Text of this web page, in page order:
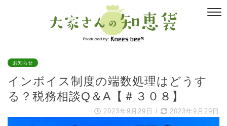
お知らせ
インボイス制度の端数処理はどうす
る？税務相談Q＆A【＃３０８】
2023年9月29日 / 2023年9月29日